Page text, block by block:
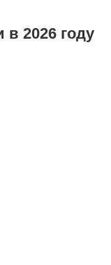
2026 году